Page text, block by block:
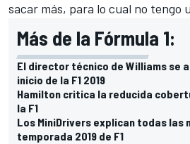
sacar más, para lo cual no tengo
Más de la Fórmula 1:
El director técnico de Williams se
inicio de la F1 2019
Hamilton critica la reducida
la F1
Los MiniDrivers explican todas las
temporada 2019 de F1